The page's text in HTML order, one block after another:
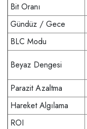
Bit Oranı
Gündüz / Gece
BLC Modu
Beyaz Dengesi
Parazit Azaltma
Hareket Algılama
ROI